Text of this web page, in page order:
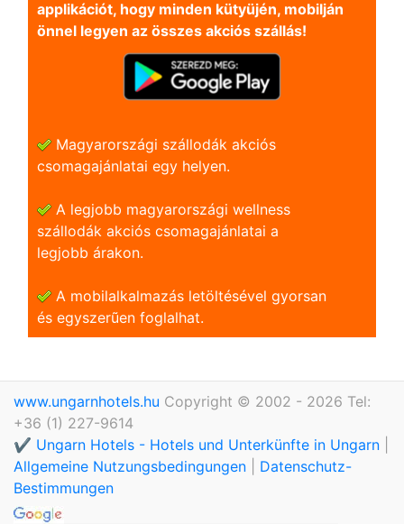
applikációt, hogy minden kütyüjén, mobilján
önnel legyen az összes akciós szállás!
Magyarországi szállodák akciós
csomagajánlatai egy helyen.
A legjobb magyarországi wellness
szállodák akciós csomagajánlatai a
legjobb árakon.
A mobilalkalmazás letöltésével gyorsan
és egyszerũen foglalhat.
www.ungarnhotels.hu Copyright © 2002 - 2026 Tel:
+36 (1) 227-9614
✔️ Ungarn Hotels - Hotels und Unterkünfte in Ungarn
Allgemeine Nutzungsbedingungen
Datenschutz-
Bestimmungen